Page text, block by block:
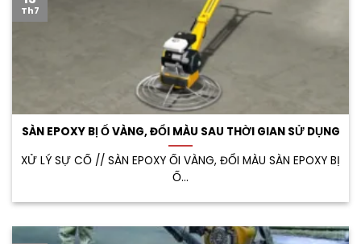
SÀN EPOXY BỊ Ố VÀNG, ĐỔI MÀU SAU THỜI GIAN SỬ DỤNG
XỬ LÝ SỰ CỐ // SÀN EPOXY ỐI VÀNG, ĐỔI MÀU SÀN EPOXY BỊ
Ố...
Th7